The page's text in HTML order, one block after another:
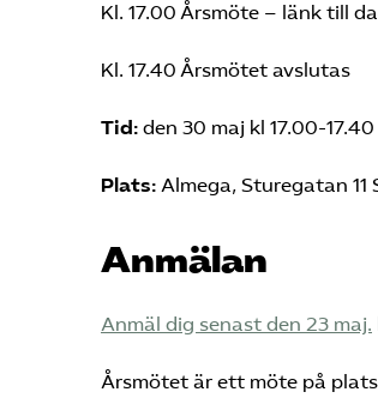
Kl. 17.00 Årsmöte – länk till
Kl. 17.40 Årsmötet avslutas
Tid: den 30 maj kl 17.00-17.40
Plats: Almega, Sturegatan 11
Anmälan
Anmäl dig senast den 23 maj.
Årsmötet är ett möte på